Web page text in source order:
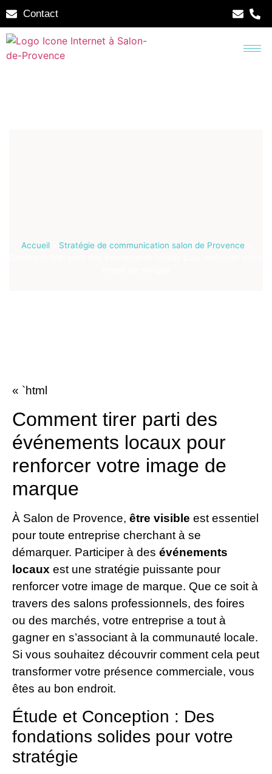
Contact
Accueil» Stratégie de communication salon de Provence»
« `html
Comment tirer parti des
événements locaux pour
renforcer votre image de
marque
À Salon de Provence, être visible est essentiel
pour toute entreprise cherchant à se
démarquer. Participer à des événements
locaux est une stratégie puissante pour
renforcer votre image de marque. Que ce soit à
travers des salons professionnels, des foires
ou des marchés, votre entreprise a tout à
gagner en s’associant à la communauté locale.
Si vous souhaitez découvrir comment cela peut
transformer votre présence commerciale, vous
êtes au bon endroit.
Étude et Conception : Des
fondations solides pour votre
stratégie